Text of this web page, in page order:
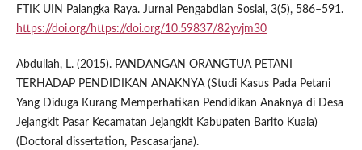
FTIK UIN Palangka Raya. Jurnal Pengabdian Sosial, 3(5), 586–591.
https://doi.org/https://doi.org/10.59837/82yvjm30
Abdullah, L. (2015). PANDANGAN ORANGTUA PETANI
TERHADAP PENDIDIKAN ANAKNYA (Studi Kasus Pada Petani
Yang Diduga Kurang Memperhatikan Pendidikan Anaknya di Desa
Jejangkit Pasar Kecamatan Jejangkit Kabupaten Barito Kuala)
(Doctoral dissertation, Pascasarjana).